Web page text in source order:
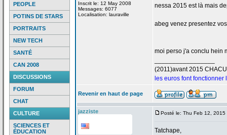
PEOPLE
POTINS DE STARS
PORTRAITS
NEW TECH
SANTÉ
CAN 2008
DISCUSSIONS
FORUM
CHAT
CULTURE
SCIENCES ET
ÉDUCATION
Inscrit le: 12 May 2008
Messages: 6077
Localisation: lauraville
nessa 2015 est là mais
abeg venez presentez
moi perso j'a conclu hein
(2011)avant 2015
les euros font fonctionner
Revenir en haut de page
jazziste Posté le: Thu Feb 12, 2015
Tatchape,